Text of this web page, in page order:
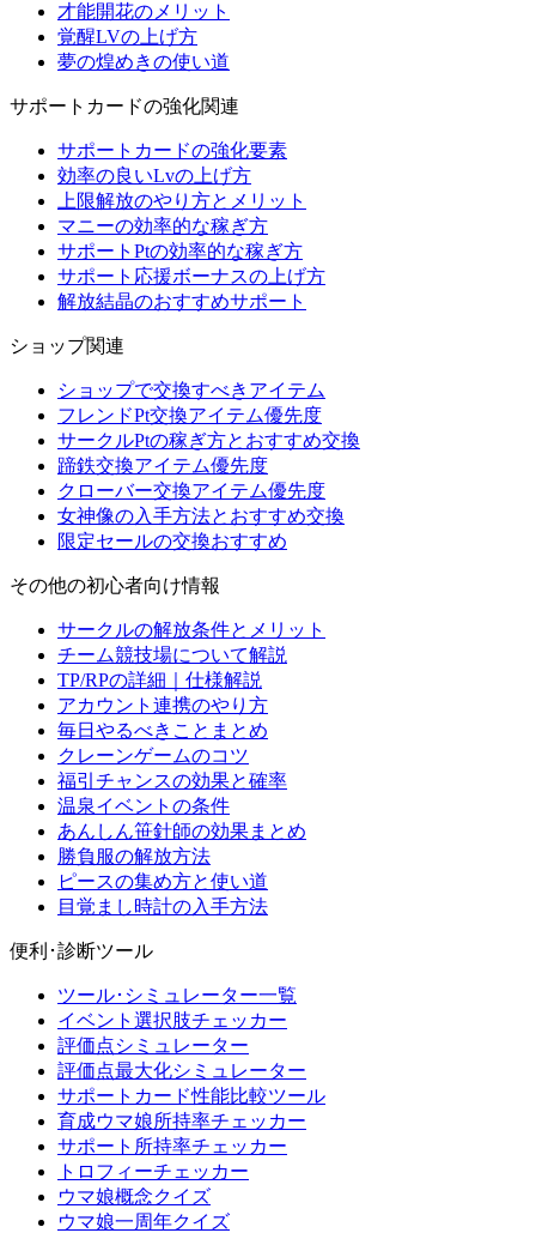
才能開花のメリット
覚醒LVの上げ方
夢の煌めきの使い道
サポートカードの強化関連
サポートカードの強化要素
効率の良いLvの上げ方
上限解放のやり方とメリット
マニーの効率的な稼ぎ方
サポートPtの効率的な稼ぎ方
サポート応援ボーナスの上げ方
解放結晶のおすすめサポート
ショップ関連
ショップで交換すべきアイテム
フレンドPt交換アイテム優先度
サークルPtの稼ぎ方とおすすめ交換
蹄鉄交換アイテム優先度
クローバー交換アイテム優先度
女神像の入手方法とおすすめ交換
限定セールの交換おすすめ
その他の初心者向け情報
サークルの解放条件とメリット
チーム競技場について解説
TP/RPの詳細｜仕様解説
アカウント連携のやり方
毎日やるべきことまとめ
クレーンゲームのコツ
福引チャンスの効果と確率
温泉イベントの条件
あんしん笹針師の効果まとめ
勝負服の解放方法
ピースの集め方と使い道
目覚まし時計の入手方法
便利･診断ツール
ツール･シミュレーター一覧
イベント選択肢チェッカー
評価点シミュレーター
評価点最大化シミュレーター
サポートカード性能比較ツール
育成ウマ娘所持率チェッカー
サポート所持率チェッカー
トロフィーチェッカー
ウマ娘概念クイズ
ウマ娘一周年クイズ